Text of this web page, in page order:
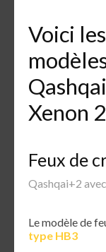
Voici
Xenon
Feux de
Qashqai+2
Le modèle de
type HB3